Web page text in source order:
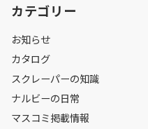
カテゴリー
お知らせ
カタログ
スクレーパーの知識
ナルビーの日常
マスコミ掲載情報